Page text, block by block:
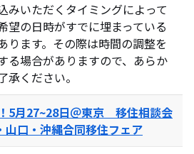
みいただくタイミングによって
望の日時がすでに埋まっている
ります。その際は時間の調整を
る場合がありますので、あらか
承ください。
5月27~28日＠東京 移住相談会
山口・沖縄合同移住フェア